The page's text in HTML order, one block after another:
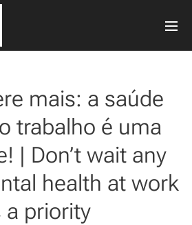
mais: a saúde
trabalho é uma
| Don’t wait any
health at work
a priority